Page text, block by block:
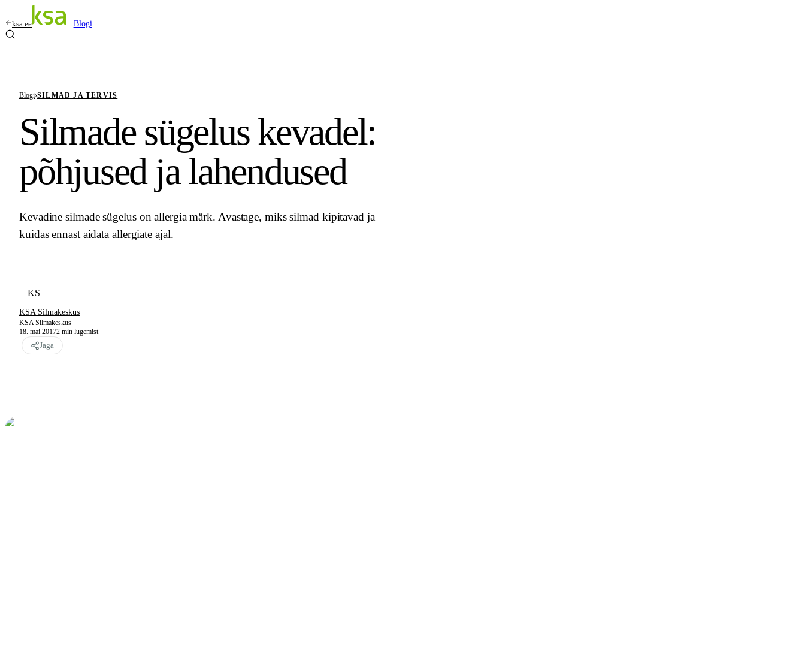
ksa.ee Blogi
Blogi›SILMAD JA TERVIS
Silmade sügelus kevadel:
põhjused ja lahendused
Kevadine silmade sügelus on allergia märk. Avastage, miks silmad kipitavad ja
kuidas ennast aidata allergiate ajal.
KS
KSA Silmakeskus
KSA Silmakeskus
18. mai 20172 min lugemist
Jaga